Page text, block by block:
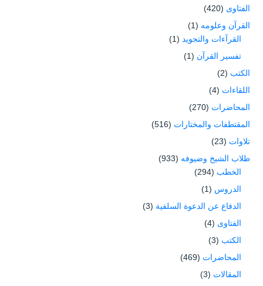
الفتاوى (420)
القرآن وعلومه (1)
القرآءات والتجويد (1)
تفسير القرآن (1)
الكتب (2)
اللقاءات (4)
المحاضرات (270)
المقتطفات والمختارات (516)
تلاوات (23)
طلاب الشيخ وضيوفه (933)
الخطب (294)
الدروس (1)
الدفاع عن الدعوة السلفية (3)
الفتاوى (4)
الكتب (3)
المحاضرات (469)
المقالات (3)